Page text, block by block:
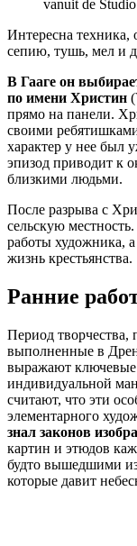
vanuit de
Интересна техника,
сепию, тушь, мел и
В Гааге он
по имени Христин
прямо на панели.
своими
характер у нее был
эпизод приводит к
близкими людьми.
После разрыва с
сельскую
работы художника,
жизнь крестьянства.
Ранние
Период
выполненные в
выражают ключевые
индивидуальной
считают, что эти
элементарного
знал законов
картин и этюдов
будто вышедшими
которые давит